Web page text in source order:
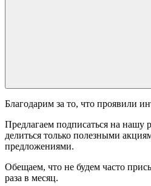
Благодарим за то, что проявили
Предлагаем подписаться на нашу
делиться только полезными
предложениями.
Обещаем, что не будем часто
раза в месяц.